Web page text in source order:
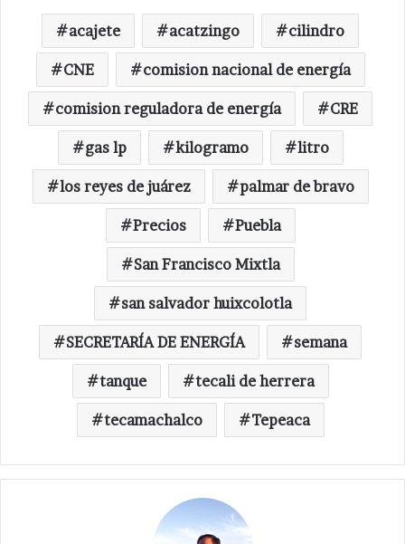
acajete acatzingo cilindro
CNE comision nacional de energía
comision reguladora de energía CRE
gas lp kilogramo litro
los reyes de juárez palmar de bravo
Precios Puebla
San Francisco Mixtla
san salvador huixcolotla
SECRETARÍA DE ENERGÍA semana
tanque tecali de herrera
tecamachalco Tepeaca